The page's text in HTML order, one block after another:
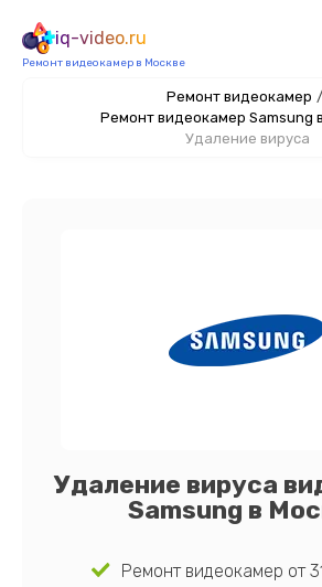
iq-video.ru
Ремонт видеокамер в Москве
Ремонт видеокамер /
Ремонт видеокамер Samsung
Удаление вируса
Удаление вируса
Samsung в
Ремонт видеокамер от